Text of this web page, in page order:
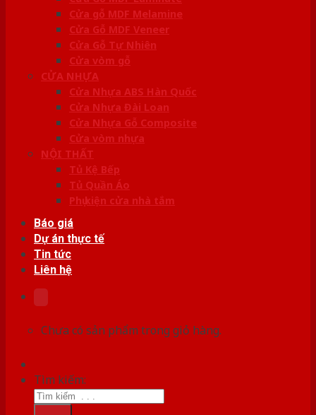
Cửa gỗ MDF Melamine
Cửa Gỗ MDF Veneer
Cửa Gỗ Tự Nhiên
Cửa vòm gỗ
CỬA NHỰA
Cửa Nhựa ABS Hàn Quốc
Cửa Nhựa Đài Loan
Cửa Nhựa Gỗ Composite
Cửa vòm nhựa
NỘI THẤT
Tủ Kệ Bếp
Tủ Quần Áo
Phụ kiện cửa nhà tắm
Báo giá
Dự án thực tế
Tin tức
Liên hệ
Chưa có sản phẩm trong giỏ hàng.
Tìm kiếm: